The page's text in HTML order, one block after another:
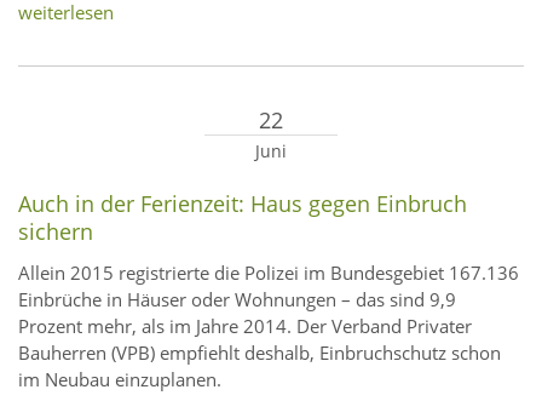
weiterlesen
22
Juni
Auch in der Ferienzeit: Haus gegen Einbruch
sichern
Allein 2015 registrierte die Polizei im Bundesgebiet 167.136
Einbrüche in Häuser oder Wohnungen – das sind 9,9
Prozent mehr, als im Jahre 2014. Der Verband Privater
Bauherren (VPB) empfiehlt deshalb, Einbruchschutz schon
im Neubau einzuplanen.